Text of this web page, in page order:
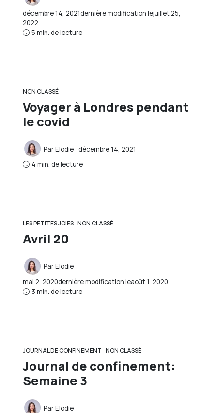
décembre 14, 2021dernière modification lejuillet 25,
2022
5 min. de lecture
NON CLASSÉ
Voyager à Londres pendant
le covid
ParElodie
décembre 14, 2021
4 min. de lecture
LES PETITES JOIES NON CLASSÉ
Avril 20
ParElodie
mai 2, 2020dernière modification leaoût 1, 2020
3 min. de lecture
JOURNAL DE CONFINEMENT NON CLASSÉ
Journal de confinement:
Semaine 3
ParElodie